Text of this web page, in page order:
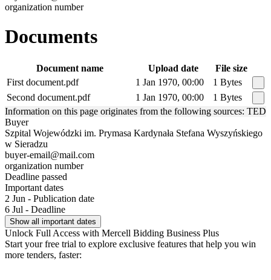
organization number
Documents
Document name Upload date
File size
First document.pdf
1 Jan 1970, 00:00
1 Bytes
Second document.pdf
1 Jan 1970, 00:00
1 Bytes
Information on this page originates from the following sources: TED
Buyer
Szpital Wojewódzki im. Prymasa Kardynała Stefana Wyszyńskiego
w Sieradzu
buyer-email@mail.com
organization number
Deadline passed
Important dates
2 Jun - Publication date
6 Jul - Deadline
Show all important dates
Unlock Full Access with Mercell Bidding Business Plus
Start your free trial to explore exclusive features that help you win
more tenders, faster: